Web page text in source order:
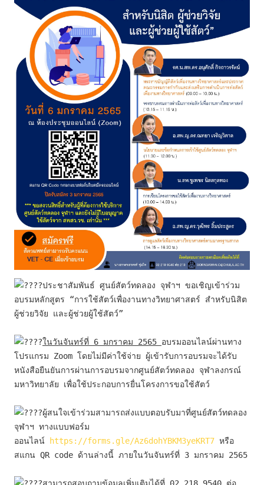
ประชาสัมพันธ์ ศูนย์สัตว์ทดลอง จุฬาฯ ขอเชิญเข้าร่วม
อบรมหลักสูตร “การใช้สัตว์เพื่องานทางวิทยาศาสตร์ สำหรับนิสิต
ผู้ช่วยวิจัย และผู้ช่วยผู้ใช้สัตว์”
ในวันจันทร์ที่ 6 มกราคม 2565 อบรมออนไลน์ผ่านทาง
โปรแกรม Zoom โดยไม่มีค่าใช้จ่าย ผู้เข้ารับการอบรมจะได้รับ
หนังสือยืนยันการผ่านการอบรมจากศูนย์สัตว์ทดลอง จุฬาลงกรณ์
มหาวิทยาลัย เพื่อใช้ประกอบการยื่นโครงการขอใช้สัตว์
ผู้สนใจเข้าร่วมสามารถส่งแบบตอบรับมาที่ศูนย์สัตว์ทดลอง
จุฬาฯ ทางแบบฟอร์ม
ออนไลน์
https://forms.gle/Az6dohYBKM3yeKRT7 หรือ
สแกน QR code ด้านล่างนี้ ภายในวันจันทร์ที่ 3 มกราคม 2565